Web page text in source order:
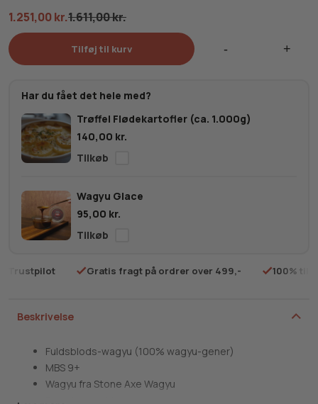
Beskrivelse
Fuldsblods-wagyu (100% wagyu-gener)
MBS 9+
Wagyu fra Stone Axe Wagyu
1.251,00kr.1.611,00kr.
Har du fået det hele med?
Trøffel Flødekartofler (ca. 1.000g)
140,00 kr.
Wagyu Glace
95,00 kr.
9+
Tilføj til kurv
Trustpilot Gratis fragt på ordrer over 499,- 100%